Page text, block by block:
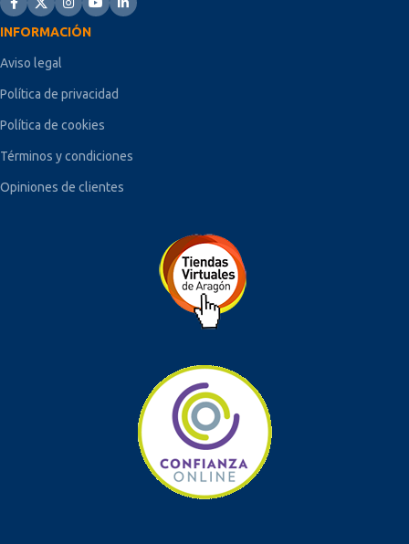
INFORMACIÓN
Aviso legal
Política de privacidad
Política de cookies
Términos y condiciones
Opiniones de clientes